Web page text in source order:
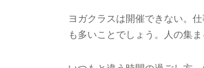
ヨガクラスは開催できない。
も多いことでしょう。人の集